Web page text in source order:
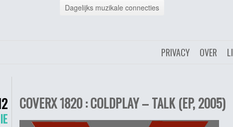
Dagelijks muzikale connecties
OVER
PRIVACY
COVERX 1820 : COLDPLAY – TALK (EP, 2005)